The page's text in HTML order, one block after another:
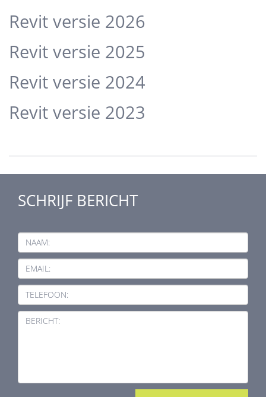
Revit versie 2026
Revit versie 2025
Revit versie 2024
Revit versie 2023
SCHRIJF BERICHT
NAAM:
EMAIL:
TELEFOON:
BERICHT: